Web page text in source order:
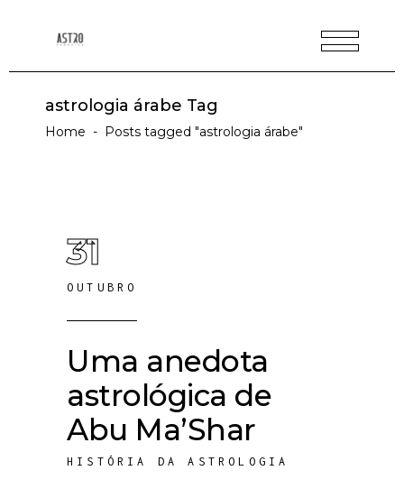
astrologia árabe Tag
Home - Posts tagged "astrologia árabe"
31
OUTUBRO
Uma anedota
astrológica de
Abu Ma’Shar
HISTÓRIA DA ASTROLOGIA